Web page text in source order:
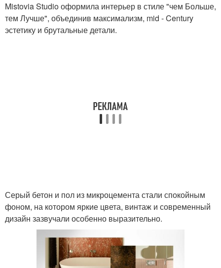
Mistovia Studio оформила интерьер в стиле "чем Больше,
тем Лучше", объединив максимализм, mid - Century
эстетику и брутальные детали.
Серый бетон и пол из микроцемента стали спокойным
фоном, на котором яркие цвета, винтаж и современный
дизайн зазвучали особенно выразительно.